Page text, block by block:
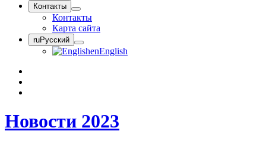
Контакты
Контакты
Карта сайта
ruРусский
enEnglish
Новости 2023